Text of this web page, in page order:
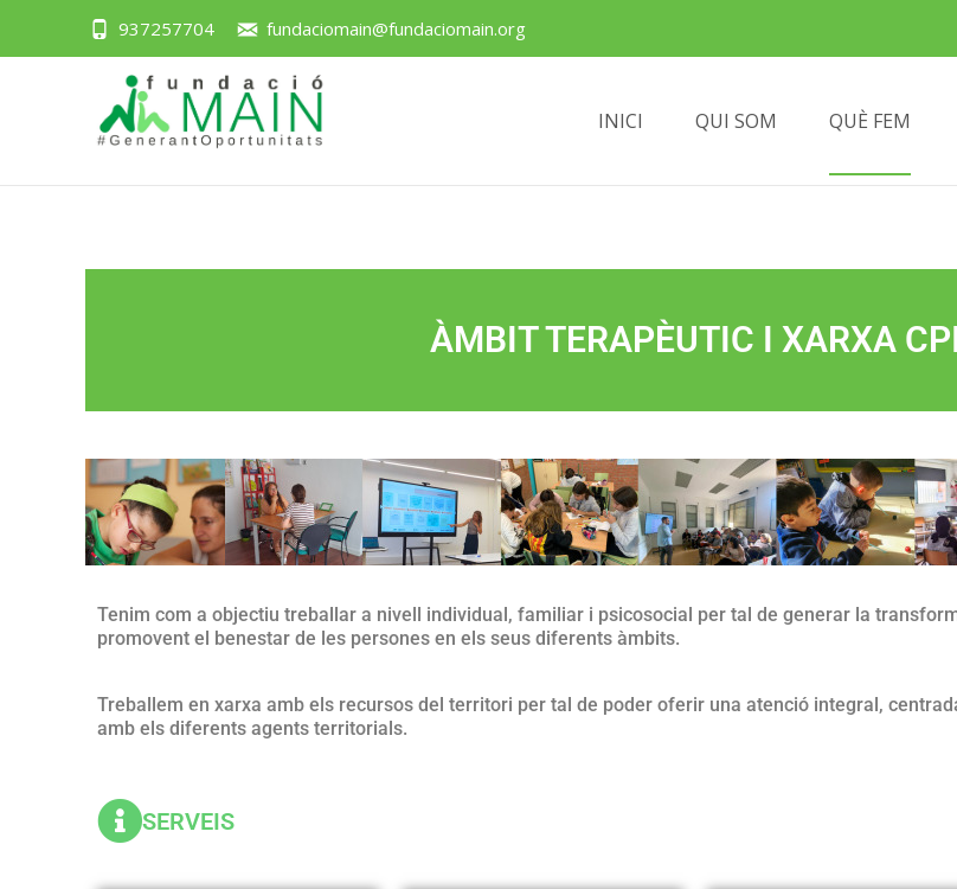
937257704 fundaciomain@fundaciomain.org
INICI QUI SOM QUÈ FEM
ÀMBIT TERAPÈUTIC I XARXA
Tenim com a objectiu treballar a nivell individual, familiar i psicosocial per tal de generar la
promovent el benestar de les persones en els seus diferents àmbits.
Treballem en xarxa amb els recursos del territori per tal de poder oferir una atenció integral,
amb els diferents agents territorials.
SERVEIS